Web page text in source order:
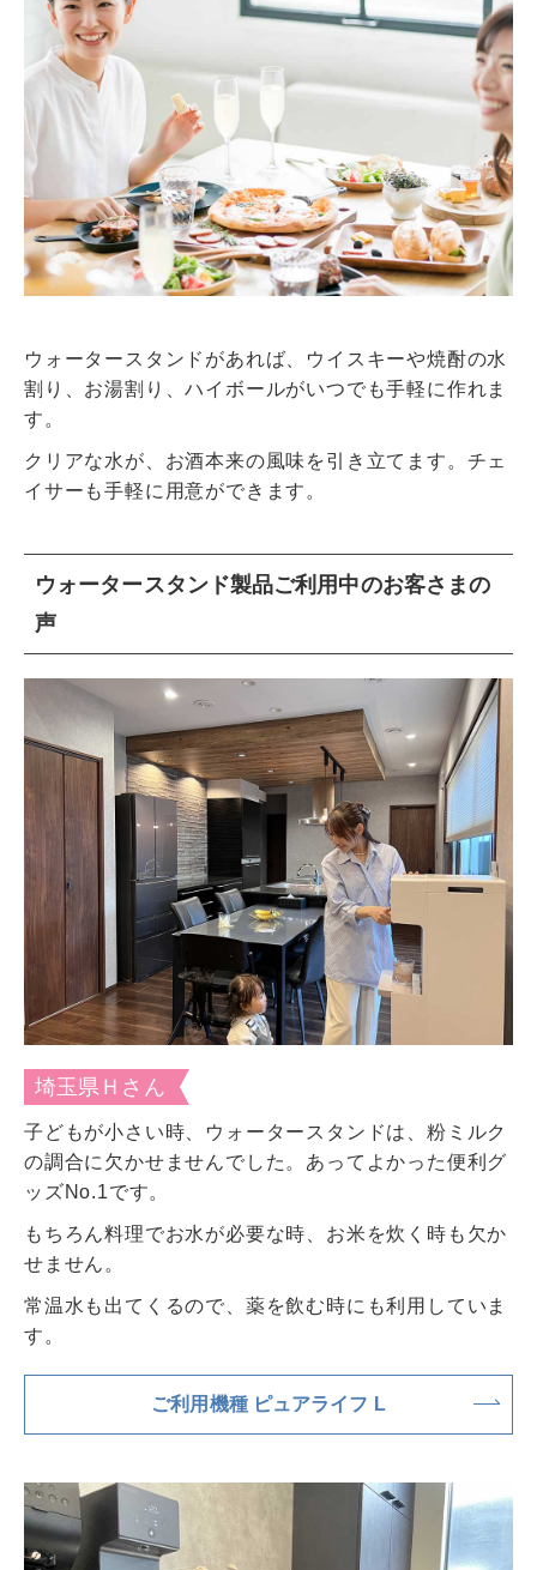
ウォータースタンドがあれば、ウイスキーや焼酎の水
割り、お湯割り、ハイボールがいつでも手軽に作れま
す。
クリアな水が、お酒本来の風味を引き立てます。チェ
イサーも手軽に用意ができます。
ウォータースタンド製品ご利用中のお客さまの
声
埼玉県Ｈさん
子どもが小さい時、ウォータースタンドは、粉ミルク
の調合に欠かせませんでした。あってよかった便利グ
ッズNo.1です。
もちろん料理でお水が必要な時、お米を炊く時も欠か
せません。
常温水も出てくるので、薬を飲む時にも利用していま
す。
ご利用機種 ピュアライフ L